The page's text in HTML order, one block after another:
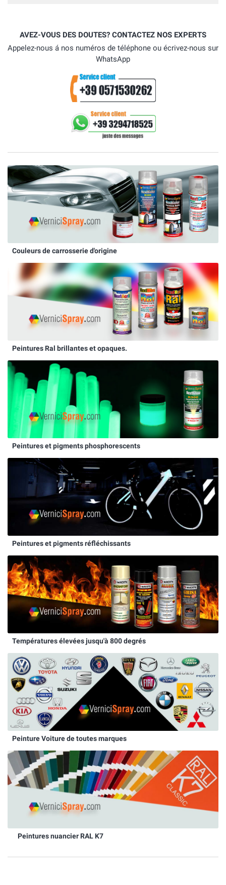
AVEZ-VOUS DES DOUTES? CONTACTEZ NOS EXPERTS
Appelez-nous á nos numéros de téléphone ou écrivez-nous sur
WhatsApp
Couleurs de carrosserie d'origine
Peintures Ral brillantes et opaques.
Peintures et pigments phosphorescents
Peintures et pigments réfléchissants
Températures élevées jusqu'à 800 degrés
Peinture Voiture de toutes marques
Peintures nuancier RAL K7